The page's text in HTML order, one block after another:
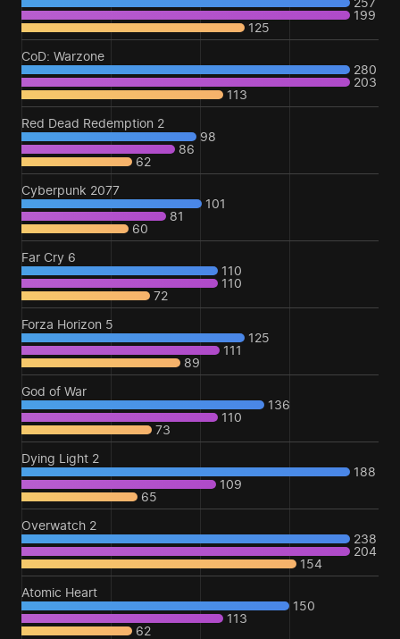
199
125
CoD: Warzone
280
203
113
Red Dead Redemption 2
98
86
62
Cyberpunk 2077
101
81
60
Far Cry 6
110
110
72
Forza Horizon 5
125
111
89
God of War
136
110
73
Dying Light 2
188
109
65
Overwatch 2
238
204
154
Atomic Heart
150
113
62